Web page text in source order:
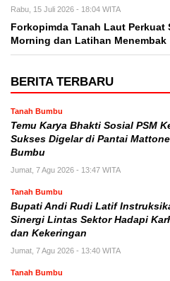
Rabu, 15 Juli 2026 - 18:04 WITA
Forkopimda Tanah Laut Perkuat
Morning dan Latihan Menembak
BERITA TERBARU
Tanah Bumbu
Temu Karya Bhakti Sosial PSM
Sukses Digelar di Pantai
Bumbu
Jumat, 7 Agu 2026 - 13:47 WITA
Tanah Bumbu
Bupati Andi Rudi Latif
Sinergi Lintas Sektor Hadapi
dan Kekeringan
Jumat, 7 Agu 2026 - 13:40 WITA
Tanah Bumbu